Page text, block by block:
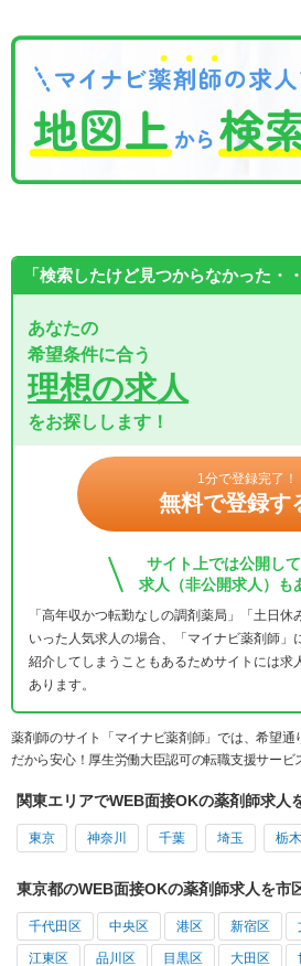
「検索したけど見つからなかった・・
あなたの
希望条件に合う
理想の求人
をお探しします！
1分で登録完了！
無料で登録す
サイト上では公開し
求人（非公開求人）も
「高年収かつ転勤なしの調剤薬局」「土日休
いった人気求人の場合、「マイナビ薬剤師」
紹介してしまうこともあるためサイトには求
あります。
薬剤師のサイト「マイナビ薬剤師」では、希望
だから安心！厚生労働大臣認可の転職支援サービ
関東エリアでWEB面接OKの薬剤師求人
東京 神奈川 千葉 埼玉 栃木
東京都のWEB面接OKの薬剤師求人を市
千代田区 中央区 港区 新宿区
江東区 品川区 目黒区 大田区